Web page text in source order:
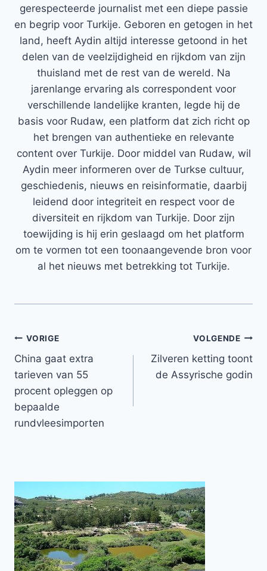
gerespecteerde journalist met een diepe passie
en begrip voor Turkije. Geboren en getogen in het
land, heeft Aydin altijd interesse getoond in het
delen van de veelzijdigheid en rijkdom van zijn
thuisland met de rest van de wereld. Na
jarenlange ervaring als correspondent voor
verschillende landelijke kranten, legde hij de
basis voor Rudaw, een platform dat zich richt op
het brengen van authentieke en relevante
content over Turkije. Door middel van Rudaw, wil
Aydin meer informeren over de Turkse cultuur,
geschiedenis, nieuws en reisinformatie, daarbij
leidend door integriteit en respect voor de
diversiteit en rijkdom van Turkije. Door zijn
toewijding is hij erin geslaagd om het platform
om te vormen tot een toonaangevende bron voor
al het nieuws met betrekking tot Turkije.
Bericht
navigatie
VORIGE
China gaat extra
tarieven van 55
procent opleggen op
bepaalde
rundvleesimporten
VOLGENDE
Zilveren ketting toont
de Assyrische godin